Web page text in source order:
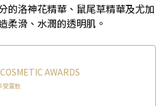
的洛神花精華、鼠尾草精華及尤加
柔滑、水潤的透明肌。
AWARDS
賞数